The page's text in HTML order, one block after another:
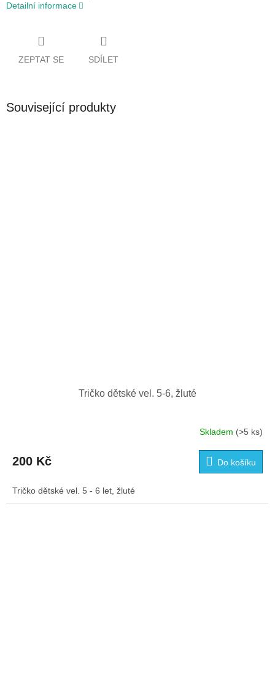
Detailní informace
ZEPTAT SE SDÍLET
Související produkty
Tričko dětské vel. 5-6, žluté
Skladem (>5 ks)
200 Kč Do košíku
Tričko dětské vel. 5 - 6 let, žluté